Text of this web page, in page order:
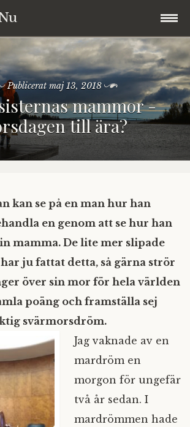
Publiceratmaj 13, 2018
mammor -
till ära?
kan se på en man hur han
en genom att se hur han
mamma. De lite mer slipade
ju fattat detta, så gärna strör
över sin mor för hela världen
poäng och framställa sej
svärmorsdröm.
Jag vaknade av en
mardröm en
morgon för ungefär
två år sedan. I
mardrömmen hade